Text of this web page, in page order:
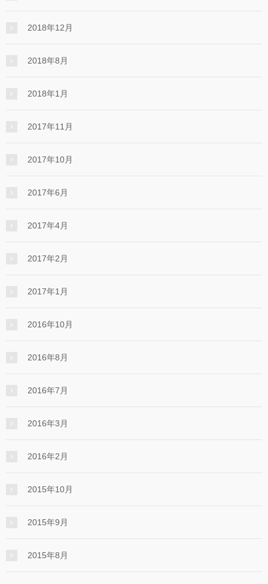
2018年12月
2018年8月
2018年1月
2017年11月
2017年10月
2017年6月
2017年4月
2017年2月
2017年1月
2016年10月
2016年8月
2016年7月
2016年3月
2016年2月
2015年10月
2015年9月
2015年8月